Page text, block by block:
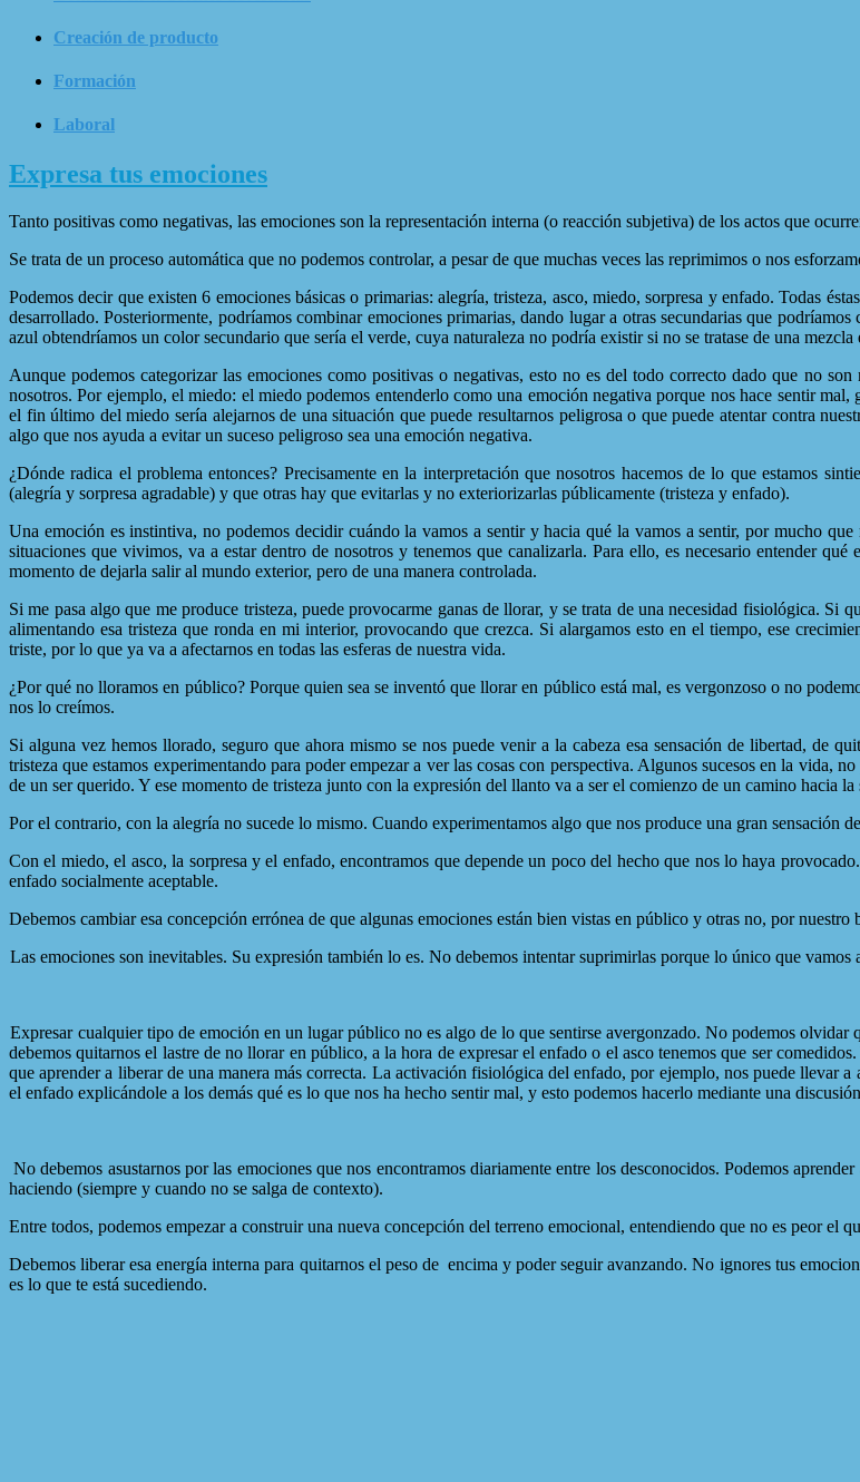
Creación de producto
Formación
Laboral
Expresa tus emociones
Tanto positivas como negativas, las emociones son la representación interna (o reacción subjetiva) de los actos que
Se trata de un proceso automática que no podemos controlar, a pesar de que muchas veces las reprimimos o nos
Podemos decir que existen 6 emociones básicas o primarias: alegría, tristeza, asco, miedo, sorpresa y enfado. Todas
desarrollado. Posteriormente, podríamos combinar emociones primarias, dando lugar a otras secundarias que
azul obtendríamos un color secundario que sería el verde, cuya naturaleza no podría existir si no se tratase de una
Aunque podemos categorizar las emociones como positivas o negativas, esto no es del todo correcto dado que no
nosotros. Por ejemplo, el miedo: el miedo podemos entenderlo como una emoción negativa porque nos hace sentir
el fin último del miedo sería alejarnos de una situación que puede resultarnos peligrosa o que puede atentar contra
algo que nos ayuda a evitar un suceso peligroso sea una emoción negativa.
¿Dónde radica el problema entonces? Precisamente en la interpretación que nosotros hacemos de lo que estamos
(alegría y sorpresa agradable) y que otras hay que evitarlas y no exteriorizarlas públicamente (tristeza y enfado).
Una emoción es instintiva, no podemos decidir cuándo la vamos a sentir y hacia qué la vamos a sentir, por mucho
situaciones que vivimos, va a estar dentro de nosotros y tenemos que canalizarla. Para ello, es necesario entender
momento de dejarla salir al mundo exterior, pero de una manera controlada.
Si me pasa algo que me produce tristeza, puede provocarme ganas de llorar, y se trata de una necesidad fisiológica.
alimentando esa tristeza que ronda en mi interior, provocando que crezca. Si alargamos esto en el tiempo, ese
triste, por lo que ya va a afectarnos en todas las esferas de nuestra vida.
¿Por qué no lloramos en público? Porque quien sea se inventó que llorar en público está mal, es vergonzoso o no
nos lo creímos.
Si alguna vez hemos llorado, seguro que ahora mismo se nos puede venir a la cabeza esa sensación de libertad, de
tristeza que estamos experimentando para poder empezar a ver las cosas con perspectiva. Algunos sucesos en la vida,
de un ser querido. Y ese momento de tristeza junto con la expresión del llanto va a ser el comienzo de un camino hacia
Por el contrario, con la alegría no sucede lo mismo. Cuando experimentamos algo que nos produce una gran sensación
Con el miedo, el asco, la sorpresa y el enfado, encontramos que depende un poco del hecho que nos lo haya
enfado socialmente aceptable.
Debemos cambiar esa concepción errónea de que algunas emociones están bien vistas en público y otras no, por nuestro
Las emociones son inevitables. Su expresión también lo es. No debemos intentar suprimirlas porque lo único que vamos
Expresar cualquier tipo de emoción en un lugar público no es algo de lo que sentirse avergonzado. No podemos
debemos quitarnos el lastre de no llorar en público, a la hora de expresar el enfado o el asco tenemos que ser
que aprender a liberar de una manera más correcta. La activación fisiológica del enfado, por ejemplo, nos puede llevar
el enfado explicándole a los demás qué es lo que nos ha hecho sentir mal, y esto podemos hacerlo mediante una
No debemos asustarnos por las emociones que nos encontramos diariamente entre los desconocidos. Podemos
haciendo (siempre y cuando no se salga de contexto).
Entre todos, podemos empezar a construir una nueva concepción del terreno emocional, entendiendo que no es peor el
Debemos liberar esa energía interna para quitarnos el peso de encima y poder seguir avanzando. No ignores tus
es lo que te está sucediendo.